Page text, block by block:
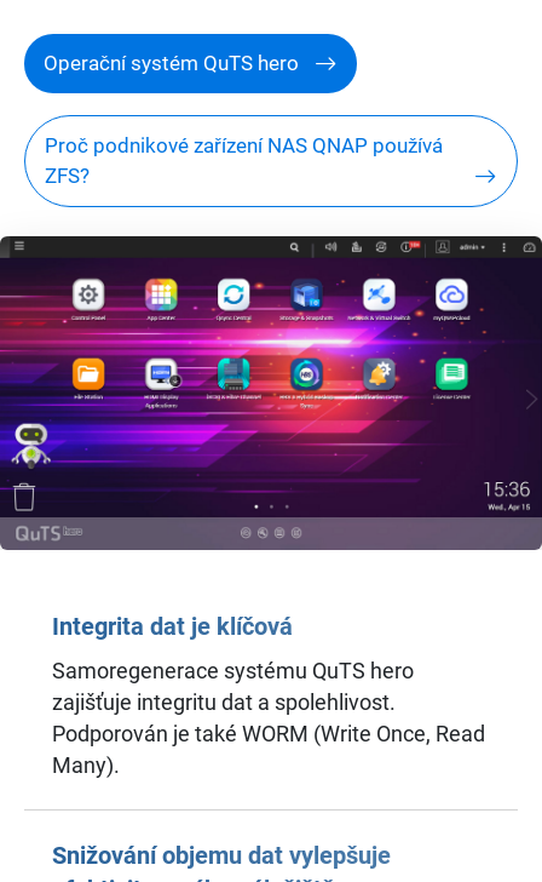
Operační systém QuTS hero
Proč podnikové zařízení NAS QNAP používá
ZFS?
Integrita dat je klíčová
Samoregenerace systému QuTS hero
zajišťuje integritu dat a spolehlivost.
Podporován je také WORM (Write Once, Read
Many).
Snižování objemu dat vylepšuje